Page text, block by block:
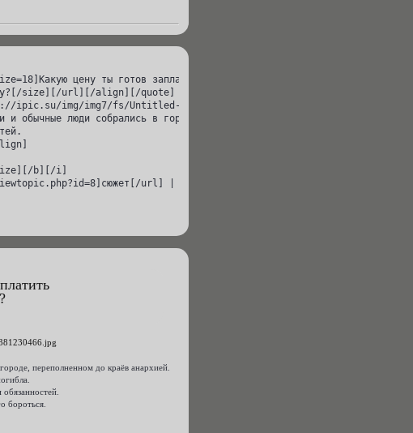
цену ты готов заплатить[/size][/url]
size][/url][/align][/quote]
img/img7/fs/Untitled-1.1381230466.jpg[/img][/url][/align]
обычные люди собрались в городе, переполненном до краёв анархией.
b][/i]
url] | [url=http://cv.rolebb.ru/
переполненном до краёв анархией.
бороться.